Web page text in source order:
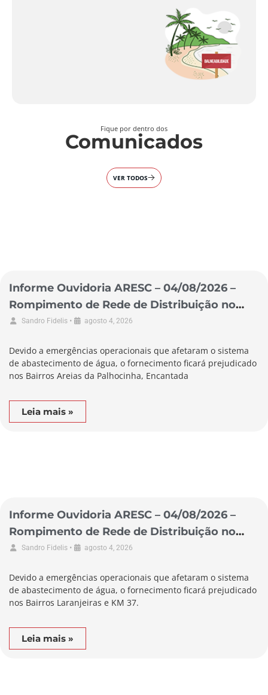
Fique por dentro dos
Comunicados
VER TODOS
Informe Ouvidoria ARESC – 04/08/2026 –
Rompimento de Rede de Distribuição no
Município de Garopaba
Sandro Fidelis • agosto 4, 2026
Devido a emergências operacionais que afetaram o sistema
de abastecimento de água, o fornecimento ficará prejudicado
nos Bairros Areias da Palhocinha, Encantada
Leia mais »
Informe Ouvidoria ARESC – 04/08/2026 –
Rompimento de Rede de Distribuição no
Município de Pescaria Brava
Sandro Fidelis • agosto 4, 2026
Devido a emergências operacionais que afetaram o sistema
de abastecimento de água, o fornecimento ficará prejudicado
nos Bairros Laranjeiras e KM 37.
Leia mais »